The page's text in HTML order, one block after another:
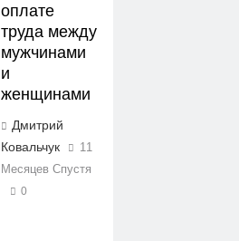
оплате
труда между
мужчинами
и
женщинами
Дмитрий
Ковальчук
11
Месяцев Спустя
0